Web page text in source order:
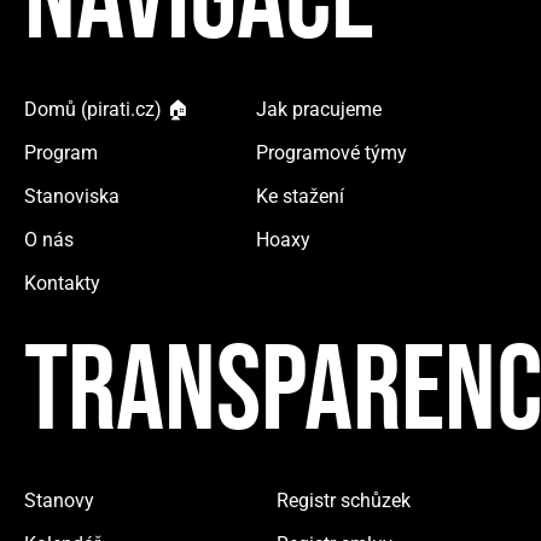
Domů (pirati.cz) 🏠
Jak pracujeme
Program
Programové týmy
Stanoviska
Ke stažení
O nás
Hoaxy
Kontakty
Stanovy
Registr schůzek